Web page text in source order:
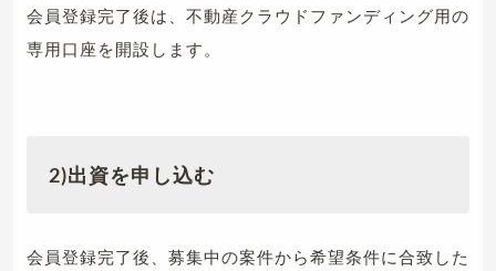
会員登録完了後は、不動産クラウドファンディング用の
専用口座を開設します。
2)出資を申し込む
会員登録完了後、募集中の案件から希望条件に合致した